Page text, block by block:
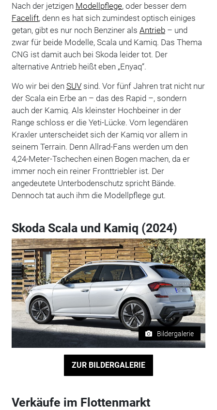
Nach der jetzigen Modellpflege, oder besser dem
Facelift, denn es hat sich zumindest optisch einiges
getan, gibt es nur noch Benziner als Antrieb– und
zwar für beide Modelle, Scala und Kamiq. Das Thema
CNG ist damit auch bei Skoda leider tot. Der
alternative Antrieb heißt eben „Enyaq“.
Wo wir bei den SUVsind. Vor fünf Jahren trat nicht nur
der Scala ein Erbe an – das des Rapid –, sondern
auch der Kamiq. Als kleinster Hochbeiner in der
Range schloss er die Yeti-Lücke. Vom legendären
Kraxler unterscheidet sich der Kamiq vor allem in
seinem Terrain. Denn Allrad-Fans werden um den
4,24-Meter-Tschechen einen Bogen machen, da er
immer noch ein reiner Fronttriebler ist. Der
angedeutete Unterbodenschutz spricht Bände.
Dennoch tat auch ihm die Modellpflege gut.
Skoda Scala und Kamiq (2024)
Bildergalerie
ZUR BILDERGALERIE
Verkäufe im Flottenmarkt